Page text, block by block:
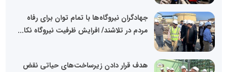
جهادگران نیروگاه‌ها با تمام توان برای رفاه
مردم در تلاشند/ افرایش ظرفیت نیروگاه نکا...
هدف قرار دادن زیرساخت‌های حیاتی نقض